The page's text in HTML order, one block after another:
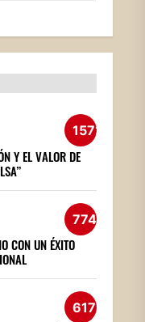
1572
Y EL VALOR DE
774
CON UN ÉXITO
617